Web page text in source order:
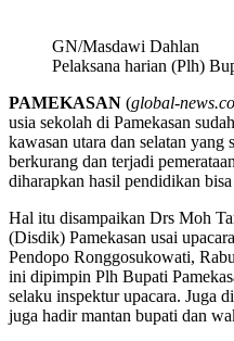
GN/Masdawi Dahlan
Pelaksana harian (Plh)
PAMEKASAN (global-
usia sekolah di Pamekasan
kawasan utara dan selatan
berkurang dan terjadi
diharapkan hasil pendidikan
Hal itu disampaikan Drs Moh
(Disdik) Pamekasan usai
Pendopo Ronggosukowati,
ini dipimpin Plh Bupati
selaku inspektur upacara. Juga
juga hadir mantan bupati dan